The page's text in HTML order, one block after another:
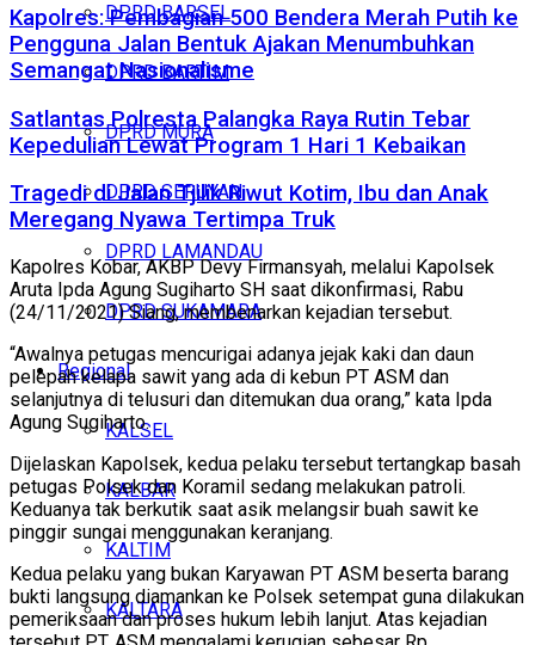
DPRD BARSEL
DPRD BARTIM
DPRD MURA
DPRD SERUYAN
DPRD LAMANDAU
DPRD SUKAMARA
Regional
KALSEL
KALBAR
KALTIM
KALTARA
Kapolres: Pembagian 500 Bendera Merah Putih ke
Pengguna Jalan Bentuk Ajakan Menumbuhkan
Semangat Nasionalisme
Satlantas Polresta Palangka Raya Rutin Tebar
Kepedulian Lewat Program 1 Hari 1 Kebaikan
Tragedi di Jalan Tjilik Riwut Kotim, Ibu dan Anak
Meregang Nyawa Tertimpa Truk
Kapolres Kobar, AKBP Devy Firmansyah, melalui Kapolsek
Aruta Ipda Agung Sugiharto SH saat dikonfirmasi, Rabu
(24/11/2021) Siang, membenarkan kejadian tersebut.
“Awalnya petugas mencurigai adanya jejak kaki dan daun
pelepah kelapa sawit yang ada di kebun PT ASM dan
selanjutnya di telusuri dan ditemukan dua orang,” kata Ipda
Agung Sugiharto.
Dijelaskan Kapolsek, kedua pelaku tersebut tertangkap basah
petugas Polsek dan Koramil sedang melakukan patroli.
Keduanya tak berkutik saat asik melangsir buah sawit ke
pinggir sungai menggunakan keranjang.
Kedua pelaku yang bukan Karyawan PT ASM beserta barang
bukti langsung diamankan ke Polsek setempat guna dilakukan
pemeriksaan dan proses hukum lebih lanjut. Atas kejadian